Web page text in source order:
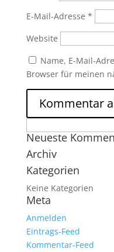
E-Mail-Adresse *
Website
Name, E-Mail-
Browser für meinen
nach:
Neueste
Archiv
Kategorien
Keine Kategorien
Meta
Anmelden
Eintrags-Feed
Kommentar-Feed